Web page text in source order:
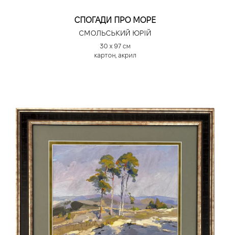
СПОГАДИ ПРО МОРЕ
СМОЛЬСЬКИЙ ЮРІЙ
30 х 97 см
картон, акрил